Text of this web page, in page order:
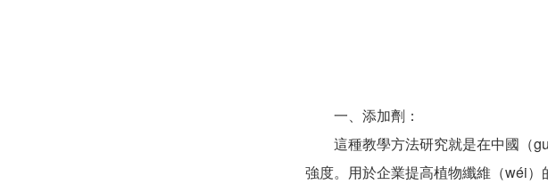
一、添加劑：
這種教學方法研究就是在中國（
強度。用於企業提高植物纖維（wéi